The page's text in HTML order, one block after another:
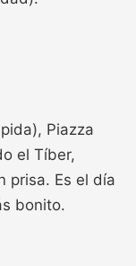
Piazza
el Tíber,
prisa. Es el día
bonito.